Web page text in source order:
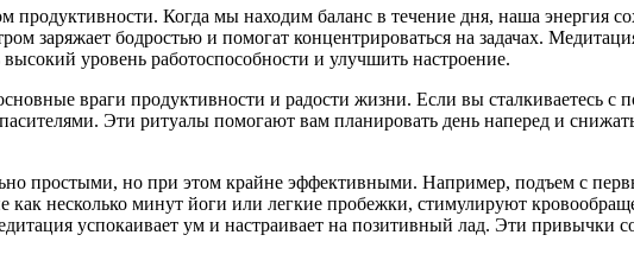
Когда мы находим баланс в течение дня, наша энергия
заряжает бодростью и помогат концентрироваться на задачах.
уровень работоспособности и улучшить настроение.
враги продуктивности и радости жизни. Если вы сталкиваетесь
Эти ритуалы помогают вам планировать день наперед и
простыми, но при этом крайне эффективными. Например, подъем с
как несколько минут йоги или легкие пробежки, стимулируют
успокаивает ум и настраивает на позитивный лад. Эти привычки